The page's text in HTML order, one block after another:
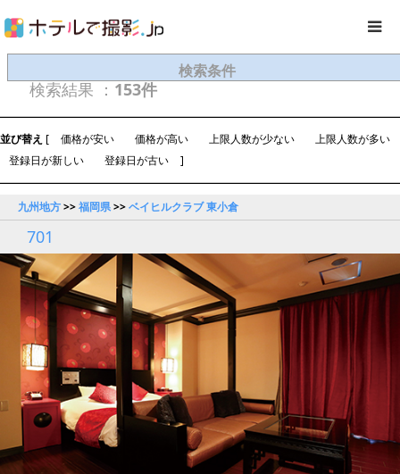
検索条件
検索結果 ： 153件
並び替え [ 価格が安い 価格が高い 上限人数が少ない
上限人数が多い
登録日が新しい
登録日が古い ]
九州地方>>福岡県>>ベイヒルクラブ 東小倉
701